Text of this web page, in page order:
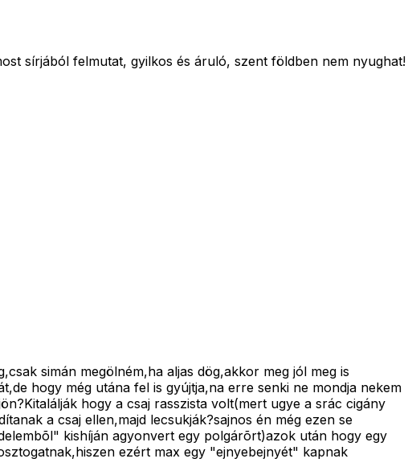
sírjából felmutat, gyilkos és áruló, szent földben nem nyughat!
simán megölném,ha aljas dög,akkor meg jól meg is
hogy még utána fel is gyújtja,na erre senki ne mondja nekem
hogy a csaj rasszista volt(mert ugye a srác cigány
a csaj ellen,majd lecsukják?sajnos én még ezen se
kishíján agyonvert egy polgárõrt)azok után hogy egy
ezért max egy "ejnyebejnyét" kapnak